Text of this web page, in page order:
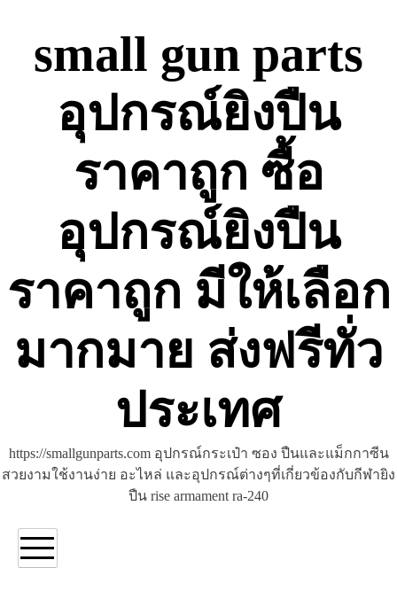
contentsmall gun parts
อุปกรณ์ยิงปืน
ราคาถูก ซื้อ
อุปกรณ์ยิงปืน
ราคาถูก มีให้เลือก
มากมาย ส่งฟรีทั่ว
ประเทศ
https://smallgunparts.com อุปกรณ์กระเป๋า ซอง ปืนและแม็กกาซีน
สวยงามใช้งานง่าย อะไหล่ และอุปกรณ์ต่างๆที่เกี่ยวข้องกับกีฬายิง
ปืน rise armament ra-240